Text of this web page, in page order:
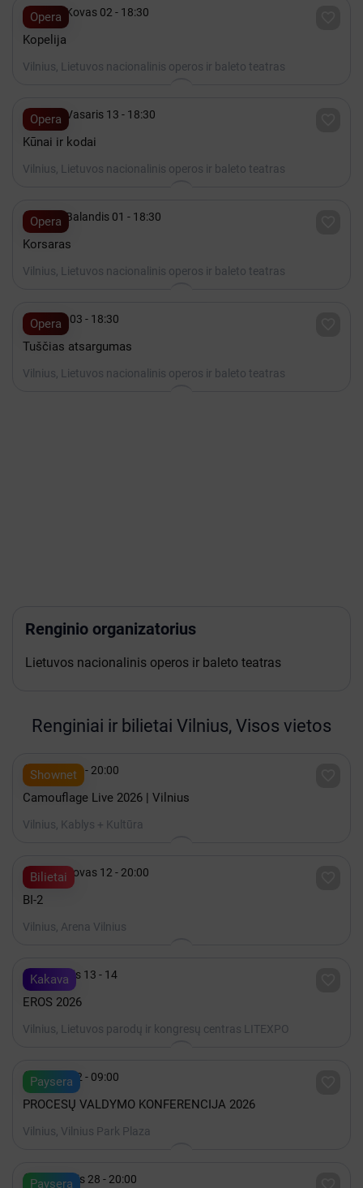
Opera
 2027 Kovas 02 - 18:30
Kopelija
Vilnius, Lietuvos nacionalinis operos ir baleto teatras
Opera
 2027 Vasaris 13 - 18:30
Kūnai ir kodai
Vilnius, Lietuvos nacionalinis operos ir baleto teatras
Opera
 2027 Balandis 01 - 18:30
Korsaras
Vilnius, Lietuvos nacionalinis operos ir baleto teatras
Opera
 Spalis 03 - 18:30
Tuščias atsargumas
Vilnius, Lietuvos nacionalinis operos ir baleto teatras
Renginio organizatorius
Lietuvos nacionalinis operos ir baleto teatras
Renginiai ir bilietai Vilnius, Visos vietos
Shownet
 Spalis 15 - 20:00
Camouflage Live 2026 | Vilnius
Vilnius, Kablys + Kultūra
Bilietai
 2027 Kovas 12 - 20:00
BI-2
Vilnius, Arena Vilnius
Kakava
 Lapkritis 13 - 14
EROS 2026
Vilnius, Lietuvos parodų ir kongresų centras LITEXPO
Paysera
 Spalis 22 - 09:00
PROCESŲ VALDYMO KONFERENCIJA 2026
Vilnius, Vilnius Park Plaza
Paysera
 Rugpjūtis 28 - 20:00